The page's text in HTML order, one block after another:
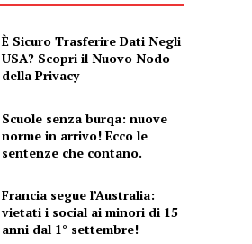
È Sicuro Trasferire Dati Negli
USA? Scopri il Nuovo Nodo
della Privacy
Scuole senza burqa: nuove
norme in arrivo! Ecco le
sentenze che contano.
Francia segue l’Australia:
vietati i social ai minori di 15
anni dal 1° settembre!